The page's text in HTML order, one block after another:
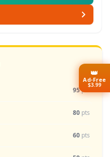
95pts
80 pts
60 pts
👑
Ad-Free
$3.99